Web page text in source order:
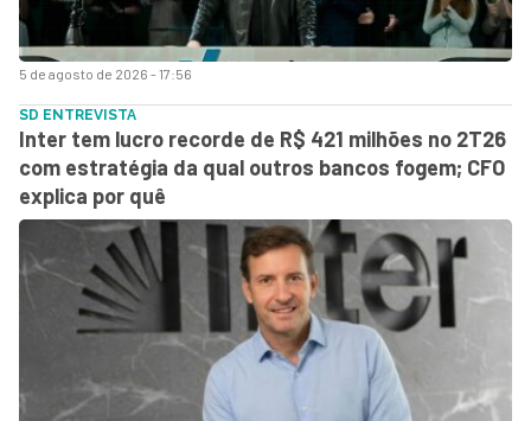
5 de agosto de 2026 - 17:56
SD ENTREVISTA
Inter tem lucro recorde de R$ 421 milhões no 2T26
com estratégia da qual outros bancos fogem; CFO
explica por quê